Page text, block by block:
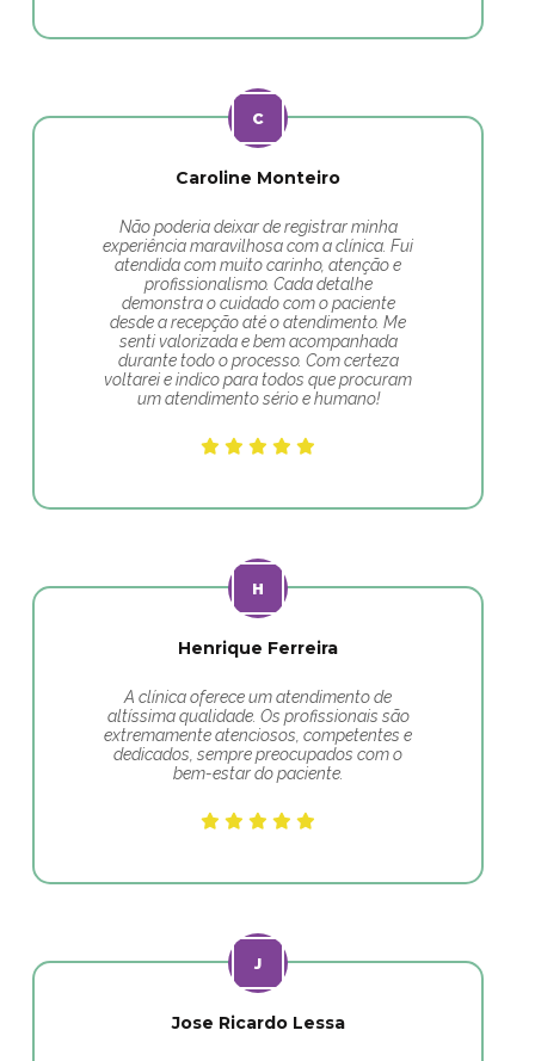
Caroline Monteiro
Não poderia deixar de registrar minha
experiência maravilhosa com a clínica. Fui
atendida com muito carinho, atenção e
profissionalismo. Cada detalhe
demonstra o cuidado com o paciente
desde a recepção até o atendimento. Me
senti valorizada e bem acompanhada
durante todo o processo. Com certeza
voltarei e indico para todos que procuram
um atendimento sério e humano!
Henrique Ferreira
A clínica oferece um atendimento de
altíssima qualidade. Os profissionais são
extremamente atenciosos, competentes e
dedicados, sempre preocupados com o
bem-estar do paciente.
Jose Ricardo Lessa